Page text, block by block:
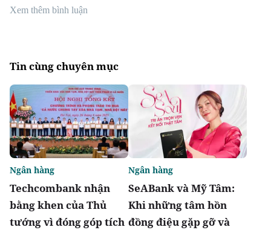
Xem thêm bình luận
Tin cùng chuyên mục
Techcombank nhận
bằng khen của Thủ
tướng vì đóng góp tích
Ngân hàng
SeABank và Mỹ Tâm:
Khi những tâm hồn
đồng điệu gặp gỡ và
Ngân hàng